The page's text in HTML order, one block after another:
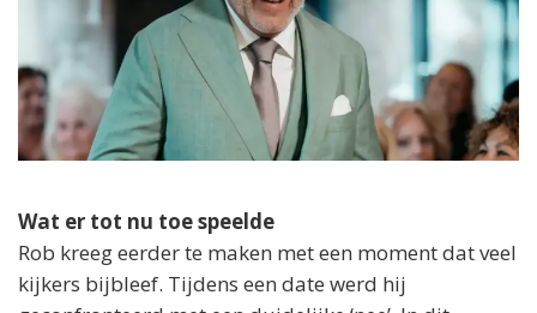
Wat er tot nu toe speelde
Rob kreeg eerder te maken met een moment dat veel
kijkers bijbleef. Tijdens een date werd hij